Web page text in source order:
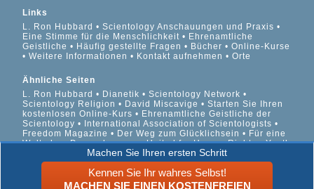
Machen Sie Ihren ersten Schritt
Kennen Sie Ihr wahres Selbst!
MACHEN SIE EINEN KOSTENFREIEN
Links
L. Ron Hubbard
Scientology Anschauungen und Praxis
Eine Stimme für die Menschlichkeit
Ehrenamtliche
Geistliche
Häufig gestellte Fragen Bücher
Online-Kurse
Weitere Informationen
Kontakt aufnehmen Orte
Ähnliche Seiten
L. Ron Hubbard
Dianetik
Scientology Network
Scientology Religion
David Miscavige
Starten Sie Ihren
kostenlosen Online-Kurs
Ehrenamtliche Geistliche der
Scientology
International Association of Scientologists
Freedom Magazine
Der Weg zum Glücklichsein
Für eine
Welt ohne Drogenkonsum
United for Human Rights
Youth
for Human Rights
Citizens Commission on Human Rights
© 2026 Scientology Kirche International. Alle Rechte